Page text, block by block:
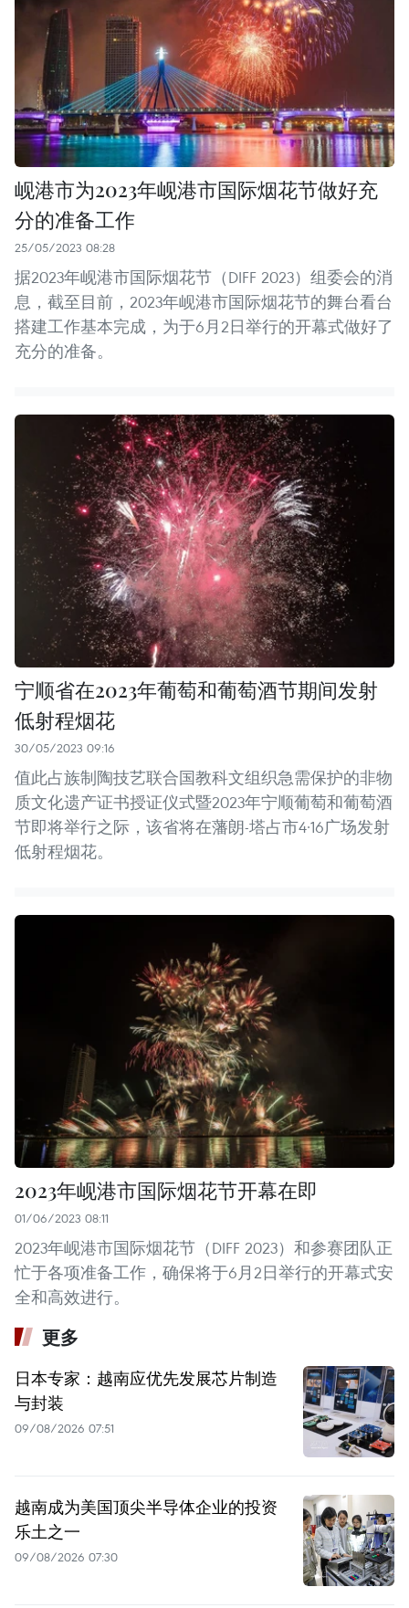
岘港市为2023年岘港市国际烟花节做好充
分的准备工作
25/05/2023 08:28
据2023年岘港市国际烟花节（DIFF 2023）组委会的消
息，截至目前，2023年岘港市国际烟花节的舞台看台
搭建工作基本完成，为于6月2日举行的开幕式做好了
充分的准备。
宁顺省在2023年葡萄和葡萄酒节期间发射
低射程烟花
30/05/2023 09:16
值此占族制陶技艺联合国教科文组织急需保护的非物
质文化遗产证书授证仪式暨2023年宁顺葡萄和葡萄酒
节即将举行之际，该省将在藩朗-塔占市4·16广场发射
低射程烟花。
2023年岘港市国际烟花节开幕在即
01/06/2023 08:11
2023年岘港市国际烟花节（DIFF 2023）和参赛团队正
忙于各项准备工作，确保将于6月2日举行的开幕式安
全和高效进行。
更多
日本专家：越南应优先发展芯片制造
与封装
09/08/2026 07:51
越南成为美国顶尖半导体企业的投资
乐土之一
09/08/2026 07:30